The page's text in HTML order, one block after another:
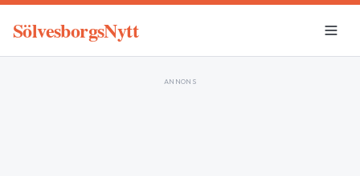
SölvesborgsNytt
ANNONS